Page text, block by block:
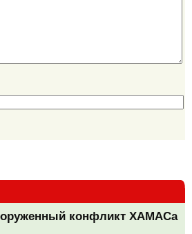
конфликт ХАМАСа